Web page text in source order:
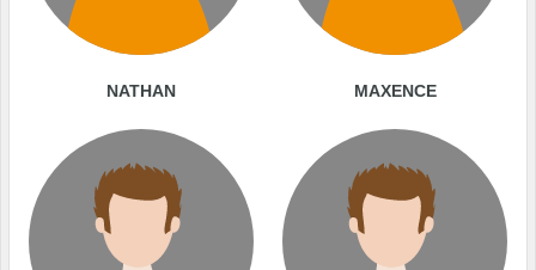
NATHAN MAXENCE